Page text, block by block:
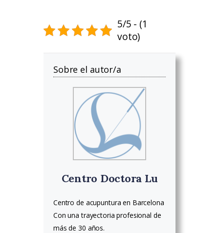
5/5 - (1
voto)
Sobre el autor/a
Centro Doctora Lu
Centro de acupuntura en Barcelona
Con una trayectoria profesional de
más de 30 años.